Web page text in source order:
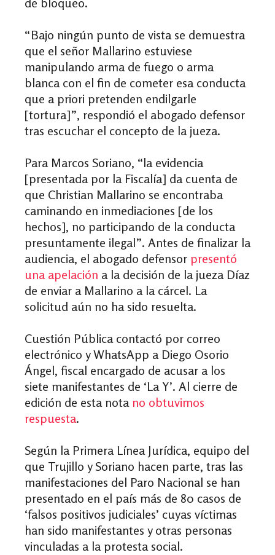
“Bajo ningún punto de vista se demuestra
que el señor Mallarino estuviese
manipulando arma de fuego o arma
blanca con el fin de cometer esa conducta
que a priori pretenden endilgarle
[tortura]”, respondió el abogado defensor
tras escuchar el concepto de la jueza.
Para Marcos Soriano, “la evidencia
[presentada por la Fiscalía] da cuenta de
que Christian Mallarino se encontraba
caminando en inmediaciones [de los
hechos], no participando de la conducta
presuntamente ilegal”. Antes de finalizar la
audiencia, el abogado defensor presentó
una apelación a la decisión de la jueza Díaz
de enviar a Mallarino a la cárcel. La
solicitud aún no ha sido resuelta.
Cuestión Pública contactó por correo
electrónico y WhatsApp a Diego Osorio
Ángel, fiscal encargado de acusar a los
siete manifestantes de ‘La Y’. Al cierre de
edición de esta nota no obtuvimos
respuesta.
Según la Primera Línea Jurídica, equipo del
que Trujillo y Soriano hacen parte, tras las
manifestaciones del Paro Nacional se han
presentado en el país más de 80 casos de
‘falsos positivos judiciales’ cuyas víctimas
han sido manifestantes y otras personas
vinculadas a la protesta social.